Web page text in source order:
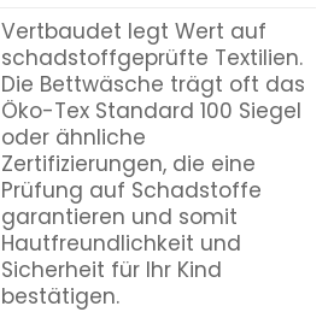
Vertbaudet legt Wert auf
schadstoffgeprüfte Textilien.
Die Bettwäsche trägt oft das
Öko-Tex Standard 100 Siegel
oder ähnliche
Zertifizierungen, die eine
Prüfung auf Schadstoffe
garantieren und somit
Hautfreundlichkeit und
Sicherheit für Ihr Kind
bestätigen.